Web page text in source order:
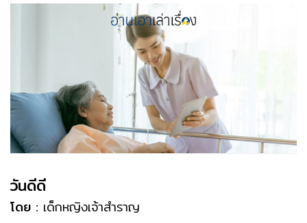
วันดีดี
โดย : เด็กหญิงเจ้าสำราญ